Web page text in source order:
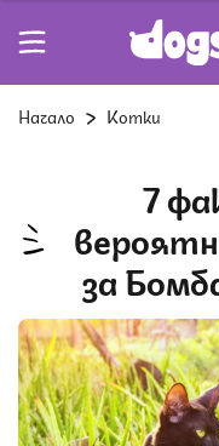
Начало Котки
7 факта, които
за